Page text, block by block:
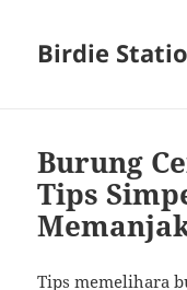
Birdie
Burung
Tips
Tips memelihara